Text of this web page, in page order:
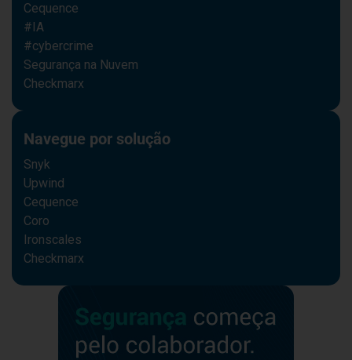
Cequence
#IA
#cybercrime
Segurança na Nuvem
Checkmarx
Navegue por solução
Snyk
Upwind
Cequence
Coro
Ironscales
Checkmarx